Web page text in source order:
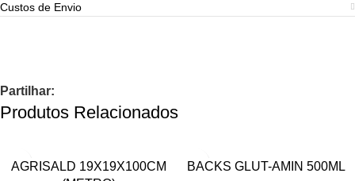
Custos de Envio
Partilhar:
Produtos Relacionados
AGRISALD 19X19X100CM
BACKS GLUT-AMIN 500ML